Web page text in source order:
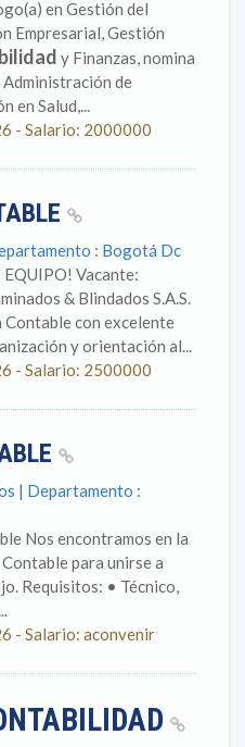
en Gestión del
Empresarial, Gestión
y Finanzas, nomina
de
en Salud,...
- Salario: 2000000
: Bogotá Dc
EQUIPO! Vacante:
& Blindados S.A.S.
Contable con excelente
y orientación al...
- Salario: 2500000
| Departamento :
Nos encontramos en la
para unirse a
Requisitos: • Técnico,
- Salario: aconvenir